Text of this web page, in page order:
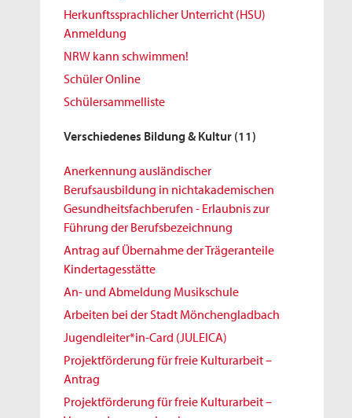
Herkunftssprachlicher Unterricht (HSU)
Anmeldung
NRW kann schwimmen!
Schüler Online
Schülersammelliste
Verschiedenes Bildung & Kultur (11)
Anerkennung ausländischer
Berufsausbildung in nichtakademischen
Gesundheitsfachberufen - Erlaubnis zur
Führung der Berufsbezeichnung
Antrag auf Übernahme der Trägeranteile
Kindertagesstätte
An- und Abmeldung Musikschule
Arbeiten bei der Stadt Mönchengladbach
Jugendleiter*in-Card (JULEICA)
Projektförderung für freie Kulturarbeit –
Antrag
Projektförderung für freie Kulturarbeit –